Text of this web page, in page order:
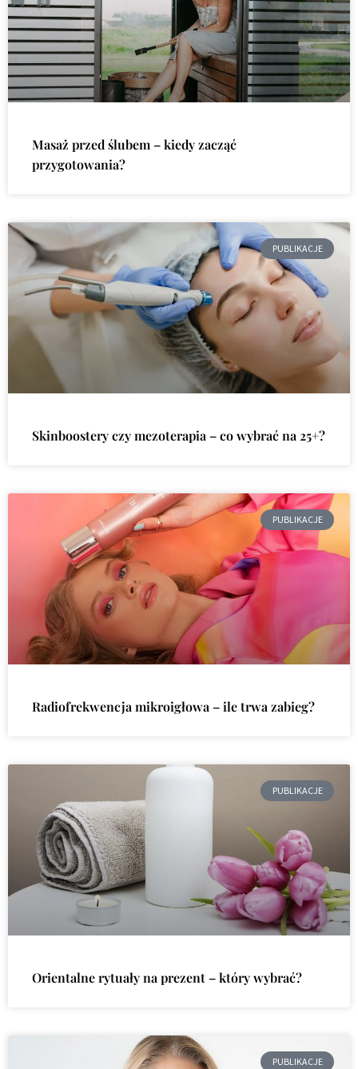
Masaż przed ślubem – kiedy zacząć
przygotowania?
PUBLIKACJE
Skinboostery czy mezoterapia – co wybrać na 25+?
PUBLIKACJE
Radiofrekwencja mikroigłowa – ile trwa zabieg?
PUBLIKACJE
Orientalne rytuały na prezent – który wybrać?
PUBLIKACJE